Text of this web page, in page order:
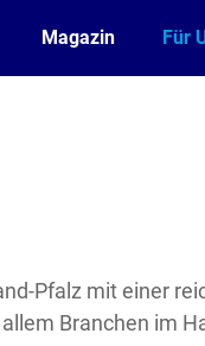
Magazin Für
Pfalz mit einer
Branchen im